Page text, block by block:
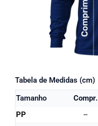
Tabela de Medidas (cm)
Tamanho
Compr.
PP
--